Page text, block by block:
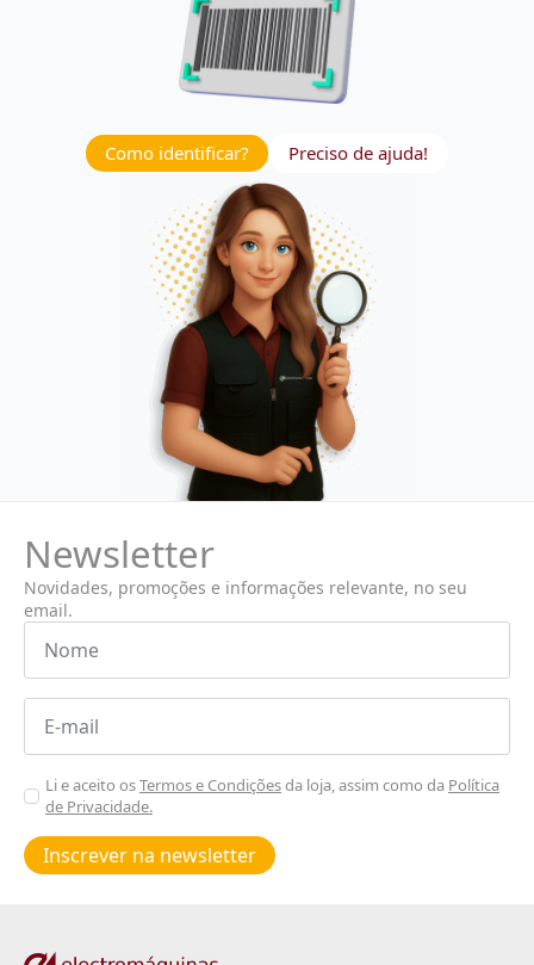
Como identificar? Preciso de ajuda!
Newsletter
Novidades, promoções e informações relevante, no seu
email.
Nome
Email
Aceitar
Poiticas
de
privacidade
Li e aceito osTermos e Condiçõesda loja, assim como da Política
de Privacidade.
Inscrever na newsletter